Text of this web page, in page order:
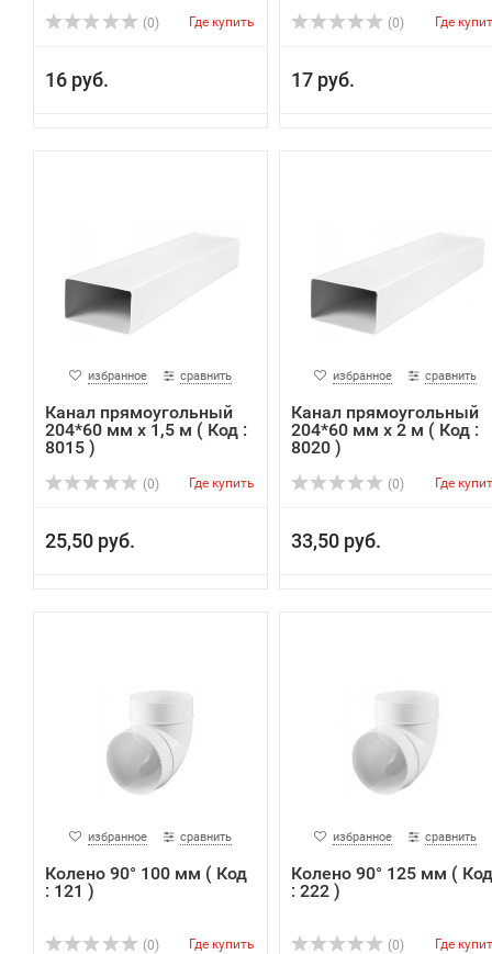
(0) Где купить
16 руб.
(0) Где
17 руб.
избранное сравнить
Канал прямоугольный
204*60 мм х 1,5 м ( Код :
8015 )
(0) Где купить
25,50 руб.
избранное сравнить
Канал прямоугольный
204*60 мм х 2 м ( Код :
8020 )
(0) Где
33,50 руб.
избранное сравнить
Колено 90° 100 мм ( Код
: 121 )
(0) Где купить
избранное сравнить
Колено 90° 125 мм ( Код
: 222 )
(0) Где